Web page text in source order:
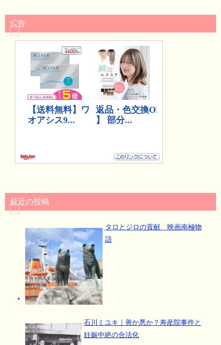
広告
最近の投稿
タロとジロの貢献 映画南極物
語
石川ミユキ｜善か悪か？寿産院事件と
妊娠中絶の合法化